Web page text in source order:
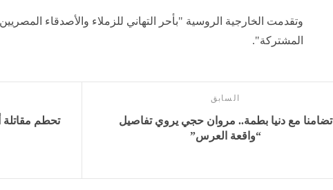
وتقدمت الخارجية الروسية "بأحر التهاني للزملاء والأصدقاء
المشتركة".
السابق
تضامنا مع دنيا بطمة.. مروان حجي يروي تفاصيل
“واقعة العرس”